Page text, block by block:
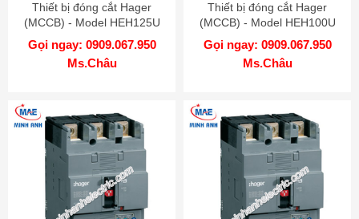
Thiết bị đóng cắt Hager
(MCCB) - Model HEH125U
Gọi ngay: 0909.067.950
Ms.Châu
Thiết bị đóng cắt Hager
(MCCB) - Model HEH100U
Gọi ngay: 0909.067.950
Ms.Châu